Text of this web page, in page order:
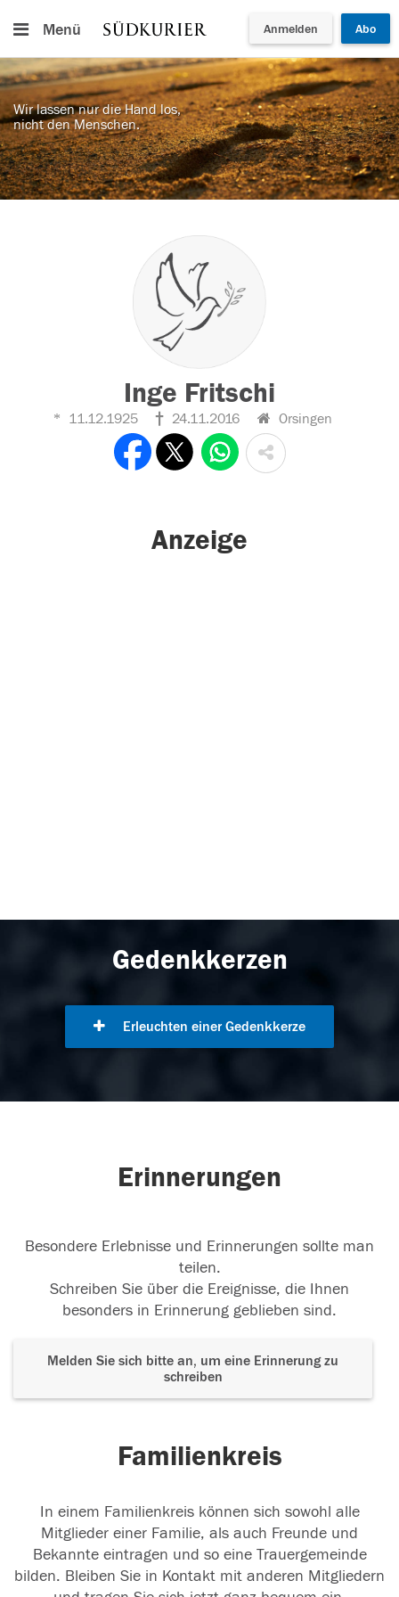
Menü Anmelden Abo
Wir lassen nur die Hand los,
nicht den Menschen.
Inge Fritschi
11.12.1925 24.11.2016 Orsingen
Anzeige
Gedenkkerzen
Erleuchten einer Gedenkkerze
Erinnerungen
Besondere Erlebnisse und Erinnerungen sollte man
teilen.
Schreiben Sie über die Ereignisse, die Ihnen
besonders in Erinnerung geblieben sind.
Melden Sie sich bitte an, um eine Erinnerung zu
schreiben
Familienkreis
In einem Familienkreis können sich sowohl alle
Mitglieder einer Familie, als auch Freunde und
Bekannte eintragen und so eine Trauergemeinde
bilden. Bleiben Sie in Kontakt mit anderen Mitgliedern